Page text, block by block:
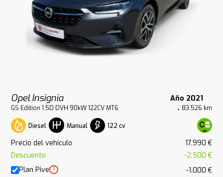
Opel Insignia Año 2021
GS Edition 1.5D DVH 90kW 122CV MT6 83.526 km
Diesel Manual 122 cv
Precio del vehículo
17.990 €
Descuento
-2.500 €
Plan Pive ?
-1.000 €